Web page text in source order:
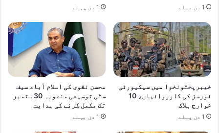
1 دن پہلے 1 دن پہلے
خیبرپختونخوا میں سیکیورٹی
فورسز کی کارروائیاں، 10
خوارج ہلاک
1 دن پہلے
محسن نقوی کی اسلام آباد سیف
سٹی توسیعی منصوبہ 30 ستمبر
تک مکمل کرنے کی ہدایت
1 دن پہلے